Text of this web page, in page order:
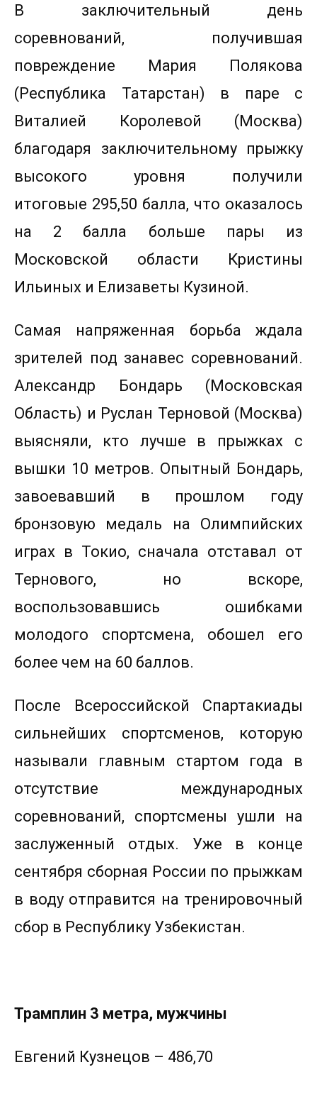
В заключительный день
соревнований, получившая
повреждение Мария Полякова
(Республика Татарстан) в паре с
Виталией Королевой (Москва)
благодаря заключительному прыжку
высокого уровня получили
итоговые 295,50 балла, что оказалось
на 2 балла больше пары из
Московской области Кристины
Ильиных и Елизаветы Кузиной.
Самая напряженная борьба ждала
зрителей под занавес соревнований.
Александр Бондарь (Московская
Область) и Руслан Терновой (Москва)
выясняли, кто лучше в прыжках с
вышки 10 метров. Опытный Бондарь,
завоевавший в прошлом году
бронзовую медаль на Олимпийских
играх в Токио, сначала отставал от
Тернового, но вскоре,
воспользовавшись ошибками
молодого спортсмена, обошел его
более чем на 60 баллов.
После Всероссийской Спартакиады
сильнейших спортсменов, которую
называли главным стартом года в
отсутствие международных
соревнований, спортсмены ушли на
заслуженный отдых. Уже в конце
сентября сборная России по прыжкам
в воду отправится на тренировочный
сбор в Республику Узбекистан.
Трамплин 3 метра, мужчины
Евгений Кузнецов – 486,70